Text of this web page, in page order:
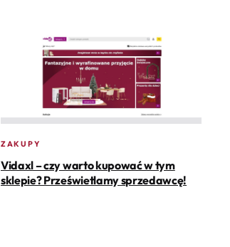
ZAKUPY
Vidaxl – czy warto kupować w tym
sklepie? Prześwietlamy sprzedawcę!